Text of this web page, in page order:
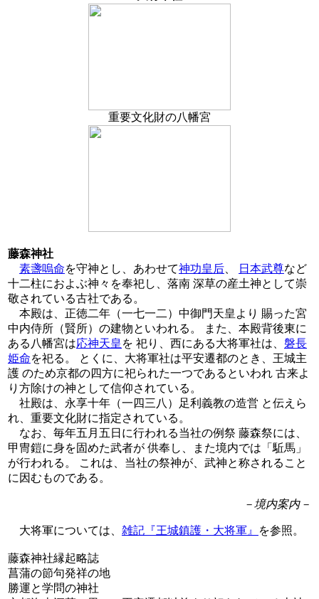
重要文化財の八幡宮
藤森神社
素盞嗚命を守神とし、あわせて神功皇后 日本武尊など
十二柱におよぶ神々を奉祀し、落南 深草の産土神として崇
敬されている古社である。
本殿は、正徳二年（一七一二）中御門天皇より 賜った宮
中内侍所（賢所）の建物といわれる。 また、本殿背後東に
ある八幡宮は応神天皇 を 祀り、西にある大将軍社は、 磐長
姫命を祀る。 とくに、大将軍社は平安遷都のとき、王城主
護 のため京都の四方に祀られた一つであるといわれ 古来よ
り方除けの神として信仰されている。
社殿は、永享十年（一四三八）足利義教の造営 と伝えら
れ、重要文化財に指定されている。
なお、毎年五月五日に行われる当社の例祭 藤森祭には、
甲冑鎧に身を固めた武者が 供奉し、また境内では「駈馬」
が行われる。 これは、当社の祭神が、武神と称されること
に因むものである。
－境内案内－
大将軍については、 雑記『王城鎮護・大将軍』 を参照。
藤森神社縁起略誌
菖蒲の節句発祥の地
勝運と学問の神社